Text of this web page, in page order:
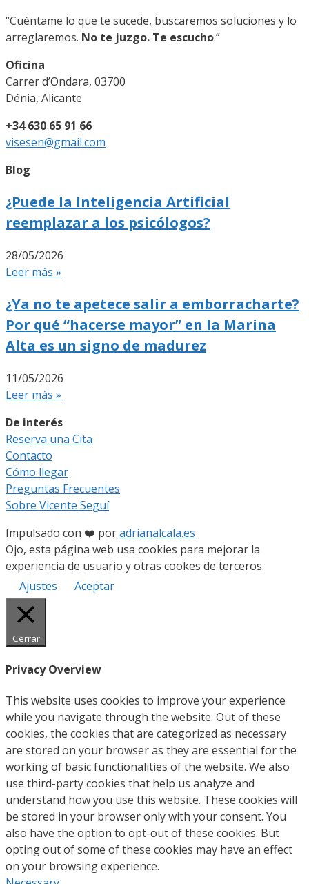
“Cuéntame lo que te sucede, buscaremos soluciones y lo
arreglaremos. No te juzgo. Te escucho.”
Oficina
Carrer d’Ondara, 03700
Dénia, Alicante
+34 630 65 91 66
visesen@gmail.com
Blog
¿Puede la Inteligencia Artificial
reemplazar a los psicólogos?
28/05/2026
Leer más »
¿Ya no te apetece salir a emborracharte?
Por qué “hacerse mayor” en la Marina
Alta es un signo de madurez
11/05/2026
Leer más »
De interés
Reserva una Cita
Contacto
Cómo llegar
Preguntas Frecuentes
Sobre Vicente Seguí
Impulsado con ❤️ poradrianalcala.es
Ojo, esta página web usa cookies para mejorar la
experiencia de usuario y otras cookes de terceros.
Ajustes
Aceptar
Cerrar
Privacy Overview
This website uses cookies to improve your experience
while you navigate through the website. Out of these
cookies, the cookies that are categorized as necessary
are stored on your browser as they are essential for the
working of basic functionalities of the website. We also
use third-party cookies that help us analyze and
understand how you use this website. These cookies will
be stored in your browser only with your consent. You
also have the option to opt-out of these cookies. But
opting out of some of these cookies may have an effect
on your browsing experience.